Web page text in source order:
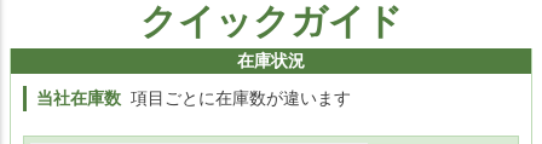
クイックガイド
在庫状況
当社在庫数 項目ごとに在庫数が違います